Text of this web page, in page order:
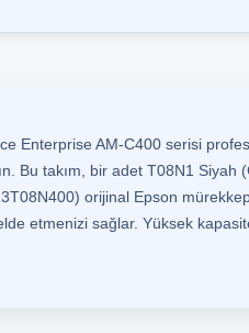
Enterprise AM-C400 serisi
Bu takım, bir adet T08N1
orijinal Epson
etmenizi sağlar. Yüksek